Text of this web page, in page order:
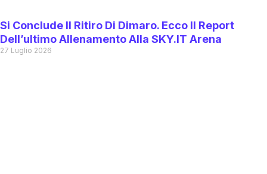
Si Conclude Il Ritiro Di Dimaro. Ecco Il Report
Dell’ultimo Allenamento Alla SKY.IT Arena
27 Luglio 2026